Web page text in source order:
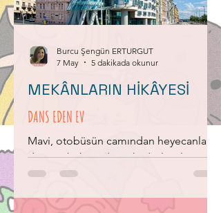
Açtı kollarını ona Sundu ne varsa
Teşekkürler doğa ana… *Bu etkinliği N
DANS EDEN EV
Mavi, otobüsün camından heyecanla
dışarıya bakıyordu. Arkadaşlarıyla en
sonunda günlerdir hayalini kurdukları
MEKÂNLARIN HİKÂYESİ
Burcu Şengün ERTURGUT
7 May
5 dakikada okunur